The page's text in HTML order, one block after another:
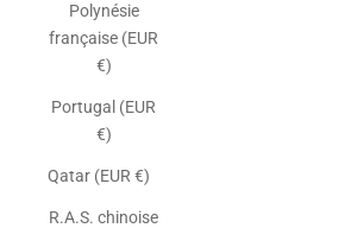
Polynésie
française (EUR
€)
Portugal (EUR
€)
Qatar (EUR €)
R.A.S. chinoise